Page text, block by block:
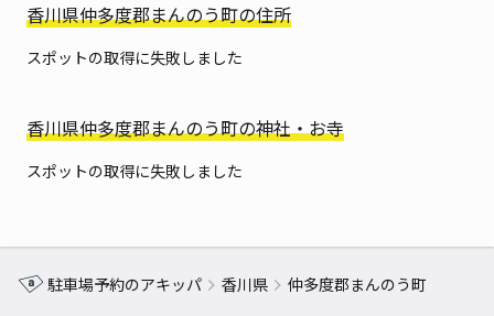
香川県仲多度郡まんのう町の住所
スポットの取得に失敗しました
香川県仲多度郡まんのう町の神社・お寺
スポットの取得に失敗しました
駐車場予約のアキッパ 香川県 仲多度郡まんのう町